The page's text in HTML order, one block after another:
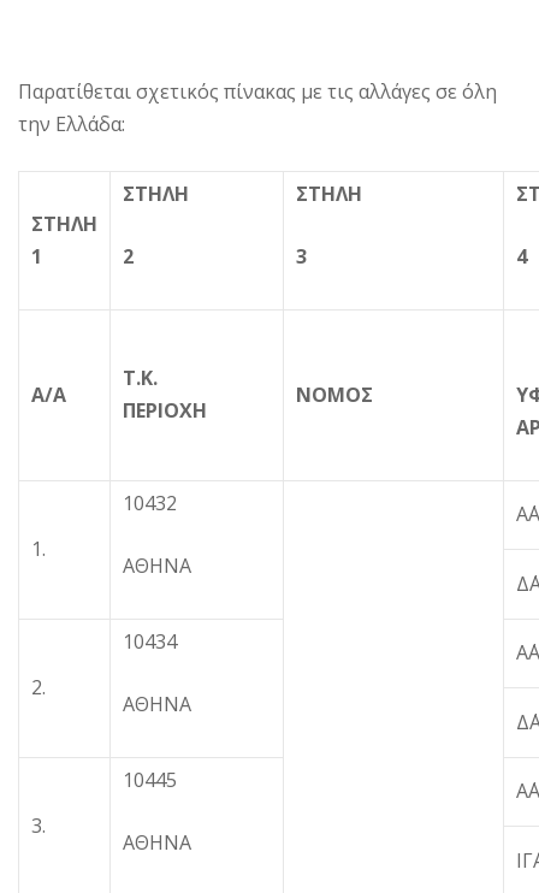
Παρατίθεται σχετικός πίνακας με τις αλλάγες σε όλη
την Ελλάδα:
ΣΤΗΛΗ
1
ΣΤΗΛΗ
2
ΣΤΗΛΗ
3 4
Α/Α
Τ.Κ.
ΠΕΡΙΟΧΗ
ΝΟΜΟΣ
1.
10432
ΑΘΗΝΑ
2.
10434
ΑΘΗΝΑ
3.
10445
ΑΘΗΝΑ